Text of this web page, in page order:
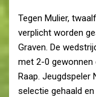
Tegen Mulier,
verplicht worden
Graven. De
met 2-0 gewonnen
Raap. Jeugdspeler
selectie gehaald